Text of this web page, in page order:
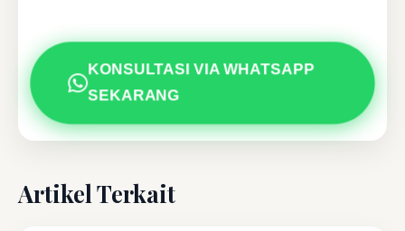
KONSULTASI VIA WHATSAPP
SEKARANG
Artikel Terkait